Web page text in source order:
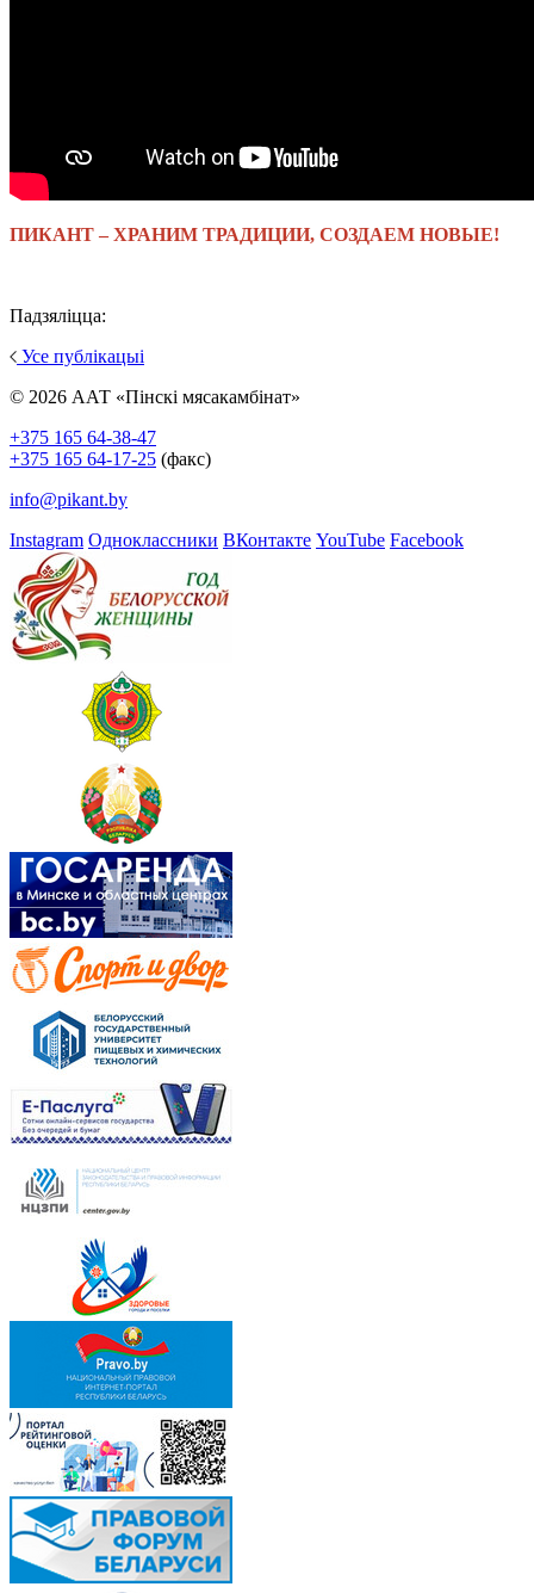
ПИКАНТ – ХРАНИМ ТРАДИЦИИ, СОЗДАЕМ НОВЫЕ!
Падзяліцца:
Усе публікацыі
© 2026 ААТ «Пінскі мясакамбінат»
+375 165 64-38-47
+375 165 64-17-25 (факс)
info@pikant.by
Instagram Одноклассники ВКонтакте YouTube Facebook